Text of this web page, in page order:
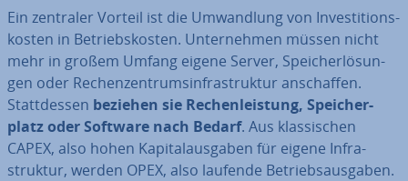
Ein zentraler Vorteil ist die Um­wand­lung von In­ves­ti­ti­ons­
kos­ten in Be­triebs­kos­ten. Un­ter­neh­men müssen nicht
mehr in großem Umfang eigene Server, Spei­cher­lö­sun­
gen oder Re­chen­zen­trums­in­fra­struk­tur an­schaf­fen.
Statt­des­sen beziehen sie Re­chen­leis­tung, Spei­cher­
platz oder Software nach Bedarf. Aus klas­si­schen
CAPEX, also hohen Ka­pi­tal­aus­ga­ben für eigene In­fra­
struk­tur, werden OPEX, also laufende Be­triebs­aus­ga­ben.